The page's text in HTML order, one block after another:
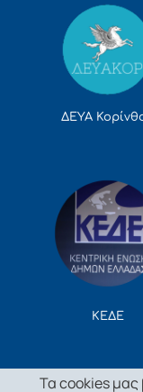
ΔΕΥΑ
ΚΕΔΕ
Τα cookies μας